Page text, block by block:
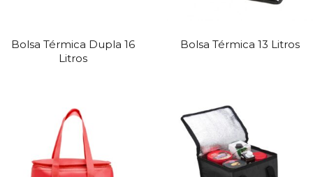
Bolsa Térmica Dupla 16
Litros
Bolsa Térmica 13 Litros